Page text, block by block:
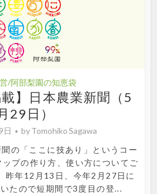
/阿部梨園の知恵袋
載】日本農業新聞（5
29日）
日 byTomohiko Sagawa
の「ここに技あり」というコー
プの作り方、使い方についてご
昨年12月13日、今年2月27日に
たので短期間で3度目の登...